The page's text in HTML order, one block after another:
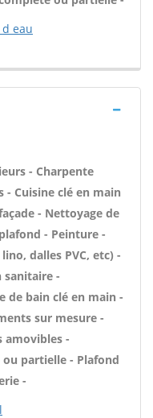
eau
- Charpente
Cuisine clé en main
- Nettoyage de
- Peinture -
dalles PVC, etc) -
sanitaire -
de bain clé en main -
sur mesure -
amovibles -
partielle - Plafond
-